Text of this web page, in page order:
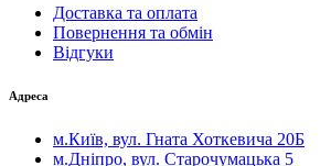
Доставка та оплата
Повернення та обмін
Відгуки
Адреса
м.Київ, вул. Гната Хоткевича 20Б
м.Дніпро, вул. Старочумацька 5